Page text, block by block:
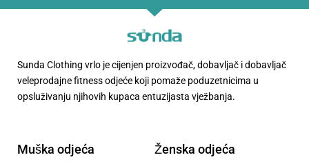
Sunda Clothing vrlo je cijenjen proizvođač, dobavljač i dobavljač
veleprodajne fitness odjeće koji pomaže poduzetnicima u
opsluživanju njihovih kupaca entuzijasta vježbanja.
Muška odjeća Ženska odjeća